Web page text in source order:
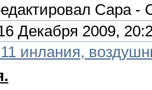
Сара-
Декабря 2009,
инлания,